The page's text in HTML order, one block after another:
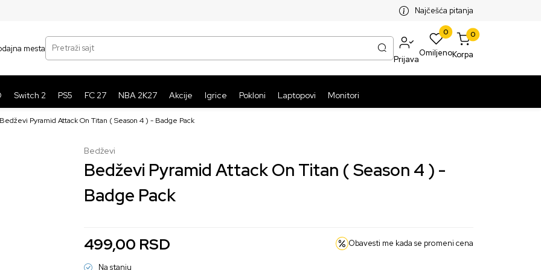
BESPLATNA ISPORUKA PAKETA PREKO 5999 RSDNajčešća pitanja
mesta
Pretraži sajt
Prijava
0
Omiljeno
0
Korpa
Switch 2 PS5 FC 27 NBA 2K27 Akcije Igrice Pokloni Laptopovi Monitori
Bedževi Pyramid Attack On Titan ( Season 4 ) - Badge Pack
Bedževi
Bedževi Pyramid Attack On Titan ( Season 4 ) -
Badge Pack
499,00 RSD Obavesti me kada se promeni cena
Na stanju